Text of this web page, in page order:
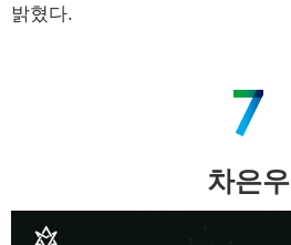
밝혔다.
차은우